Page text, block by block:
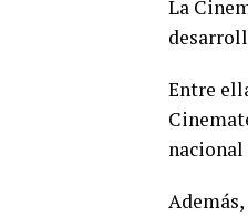
La
Entre
nacional